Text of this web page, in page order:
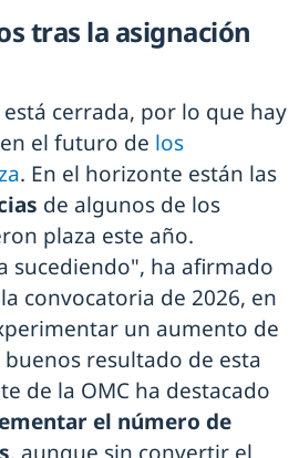
tras la asignación
cerrada, por lo que hay
el futuro de los
. En el horizonte están las
de algunos de los
plaza este año.
sucediendo", ha afirmado
convocatoria de 2026, en
un aumento de
resultado de esta
de la OMC ha destacado
el número de